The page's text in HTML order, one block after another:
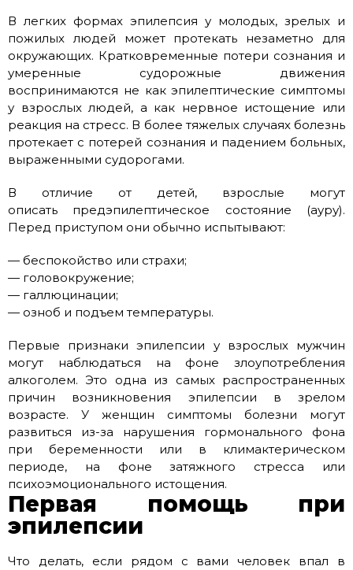
В легких формах эпилепсия у молодых, зрелых и
пожилых людей может протекать незаметно для
окружающих. Кратковременные потери сознания и
умеренные судорожные движения
воспринимаются не как эпилептические симптомы
у взрослых людей, а как нервное истощение или
реакция на стресс. В более тяжелых случаях болезнь
протекает с потерей сознания и падением больных,
выраженными судорогами.
В отличие от детей, взрослые могут
описать предэпилептическое состояние (ауру).
Перед приступом они обычно испытывают:
— беспокойство или страхи;
— головокружение;
— галлюцинации;
— озноб и подъем температуры.
Первые признаки эпилепсии у взрослых мужчин
могут наблюдаться на фоне злоупотребления
алкоголем. Это одна из самых распространенных
причин возникновения эпилепсии в зрелом
возрасте. У женщин симптомы болезни могут
развиться из-за нарушения гормонального фона
при беременности или в климактерическом
периоде, на фоне затяжного стресса или
психоэмоционального истощения.
Первая помощь при
эпилепсии
Что делать, если рядом с вами человек впал в